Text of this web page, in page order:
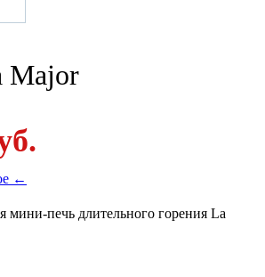
Major
←
мини-печь длительного горения La